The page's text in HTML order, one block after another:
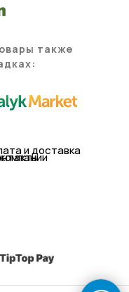
также
и доставка